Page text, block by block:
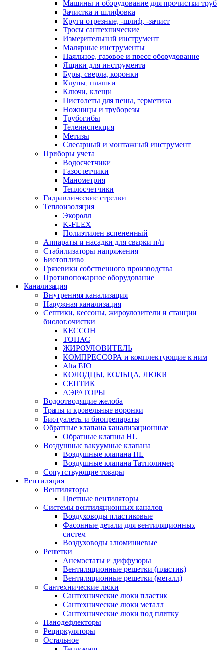
Машины и оборудование для прочистки труб
Зачистка и шлифовка
Круги отрезные, -шлиф, -зачист
Тросы сантехнические
Измерительный инструмент
Малярные инструменты
Паяльное, газовое и пресс оборудование
Ящики для инструмента
Буры, сверла, коронки
Клупы, плашки
Ключи, клещи
Пистолеты для пены, герметика
Ножницы и труборезы
Трубогибы
Телеинспекция
Метизы
Слесарный и монтажный инструмент
Приборы учета
Водосчетчики
Газосчетчики
Манометрия
Теплосчетчики
Гидравлические стрелки
Теплоизоляция
Экоролл
K-FLEX
Полиэтилен вспененный
Аппараты и насадки для сварки п/п
Стабилизаторы напряжения
Биотопливо
Грязевики собственного производства
Противопожарное оборудование
Канализация
Внутренняя канализация
Наружная канализация
Септики, кессоны, жироуловители и станции
биолог.очистки
КЕССОН
ТОПАС
ЖИРОУЛОВИТЕЛЬ
КОМПРЕССОРА и комплектующие к ним
Alta BIO
КОЛОДЦЫ, КОЛЬЦА, ЛЮКИ
СЕПТИК
АЭРАТОРЫ
Водоотводящие желоба
Трапы и кровельные воронки
Биотуалеты и биопрепараты
Обратные клапана канализационные
Обратные клапны HL
Воздушные вакуумные клапана
Воздушные клапана HL
Воздушные клапана Татполимер
Сопутствующие товары
Вентиляция
Вентиляторы
Цветные вентиляторы
Системы вентиляционных каналов
Воздуховоды пластиковые
Фасонные детали для вентиляционных
систем
Воздуховоды алюминиевые
Решетки
Анемостаты и диффузоры
Вентиляционные решетки (пластик)
Вентиляционные решетки (металл)
Сантехнические люки
Сантехнические люки пластик
Сантехнические люки металл
Сантехнические люки под плитку
Нанодефлекторы
Рециркуляторы
Остальное